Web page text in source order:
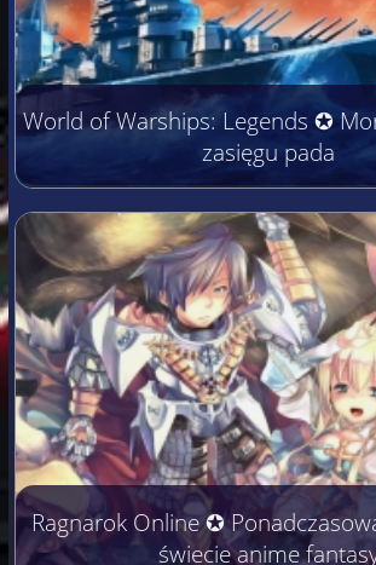
World of Warships: Legends ✪
zasięgu pada
Ragnarok Online ✪
świecie anime